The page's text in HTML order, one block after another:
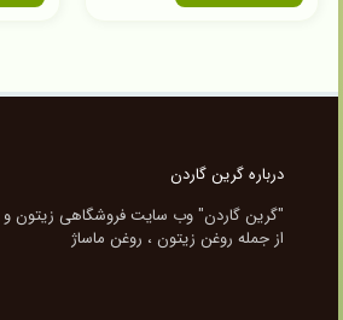
درباره گرین گاردن
"گرین گاردن" وب سایت فروشگاهی زیتون و
از جمله روغن زیتون ، روغن ماساژ